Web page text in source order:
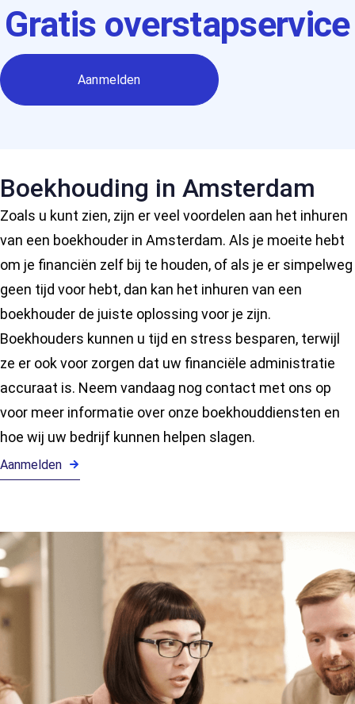
Gratis overstapservice
Aanmelden
Boekhouding in Amsterdam
Zoals u kunt zien, zijn er veel voordelen aan het inhuren
van een boekhouder in Amsterdam. Als je moeite hebt
om je financiën zelf bij te houden, of als je er simpelweg
geen tijd voor hebt, dan kan het inhuren van een
boekhouder de juiste oplossing voor je zijn.
Boekhouders kunnen u tijd en stress besparen, terwijl
ze er ook voor zorgen dat uw financiële administratie
accuraat is. Neem vandaag nog contact met ons op
voor meer informatie over onze boekhouddiensten en
hoe wij uw bedrijf kunnen helpen slagen.
Aanmelden